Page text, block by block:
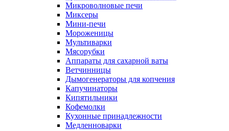
Микроволновые печи
Миксеры
Мини-печи
Мороженицы
Мультиварки
Мясорубки
Аппараты для сахарной ваты
Ветчинницы
Дымогенераторы для копчения
Капучинаторы
Кипятильники
Кофемолки
Кухонные принадлежности
Медленноварки